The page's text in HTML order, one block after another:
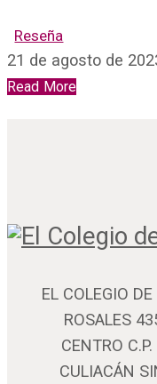
Reseña
21 de agosto de
Read More
EL COLEGIO
ROSALES
CENTRO
CULIACÁN